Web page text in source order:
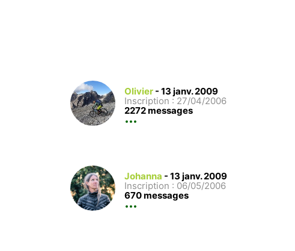
Olivier - 13 janv. 2009
Inscription : 27/04/2006
2272 messages
Johanna - 13 janv. 2009
Inscription : 06/05/2006
670 messages